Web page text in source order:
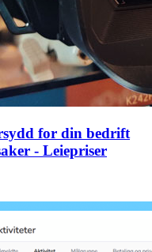
for din bedrift
- Leiepriser